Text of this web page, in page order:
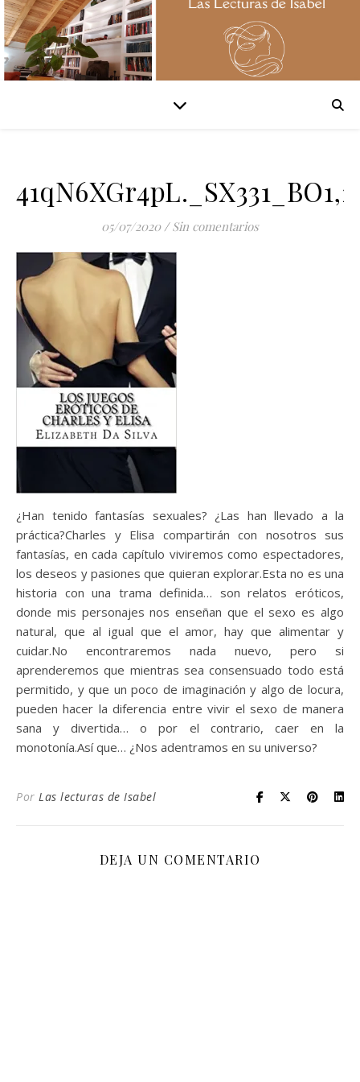
05/07/2020 / Sin comentarios
¿Han tenido fantasías sexuales? ¿Las han llevado a la
práctica?Charles y Elisa compartirán con nosotros sus
fantasías, en cada capítulo viviremos como espectadores,
los deseos y pasiones que quieran explorar.Esta no es una
historia con una trama definida… son relatos eróticos,
donde mis personajes nos enseñan que el sexo es algo
natural, que al igual que el amor, hay que alimentar y
cuidar.No encontraremos nada nuevo, pero si
aprenderemos que mientras sea consensuado todo está
permitido, y que un poco de imaginación y algo de locura,
pueden hacer la diferencia entre vivir el sexo de manera
sana y divertida… o por el contrario, caer en la
monotonía.Así que… ¿Nos adentramos en su universo?
Por Las lecturas de Isabel
DEJA UN COMENTARIO